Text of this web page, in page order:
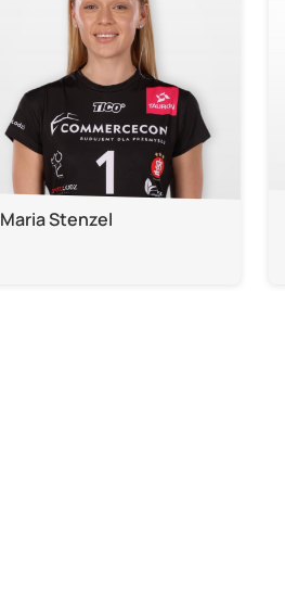
Maria Stenzel